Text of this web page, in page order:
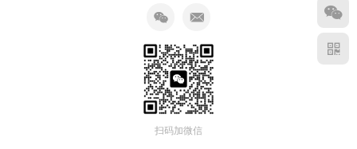
扫码加微信